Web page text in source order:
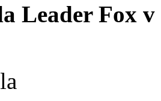
Leader Fox